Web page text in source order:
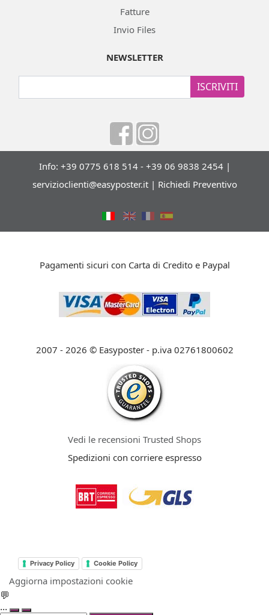
Fatture
Invio Files
NEWSLETTER
ISCRIVITI
Info: +39 0775 618 514 - +39 06 9838 2454 |
servizioclienti@easyposter.it| Richiedi Preventivo
Pagamenti sicuri con Carta di Credito e Paypal
2007 - 2026 © Easyposter - p.iva 02761800602
Vedi le recensioni Trusted Shops
Spedizioni con corriere espresso
Privacy Policy Cookie Policy
Aggiorna impostazioni cookie
💬
...